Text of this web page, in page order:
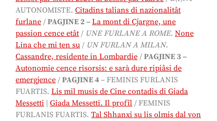
AUTONOMISTE. Citadins talians di nazionalitât
furlane / PAGJINE 2 – La mont di Cjargne, une
passion cence etât / UNE FURLANE A ROME. None
Lina che mi ten su / UN FURLAN A MILAN.
Cassandre, residente in Lombardie / PAGJINE 3 –
Autonomie cence risorsis: e sarà dure ripiâsi de
emergjence / PAGJINE 4– FEMINIS FURLANIS
FUARTIS. Lis mil musis de Cine contadis di Giada
Messetti Giada Messetti. Il profîl / FEMINIS
FURLANIS FUARTIS. Tal Shhanxi su lis olmis dal von